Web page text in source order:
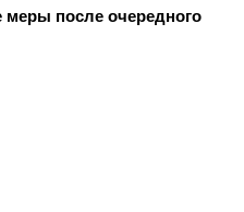
после очередного